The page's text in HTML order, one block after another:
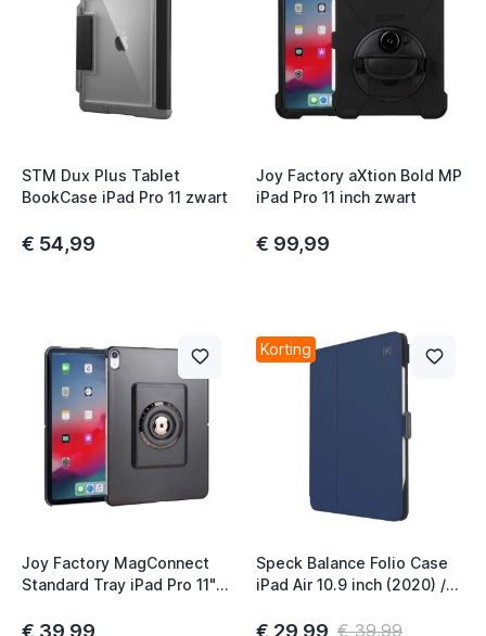
STM Dux Plus Tablet
BookCase iPad Pro 11 zwart
€ 54,99
Joy Factory aXtion Bold MP
iPad Pro 11 inch zwart
€ 99,99
Joy Factory MagConnect
Standard Tray iPad Pro 11"
€ 39,99
Korting
Speck Balance Folio Case
iPad Air 10.9 inch (2020) /
(2018/2020/2021/2022)
€ 29,99 € 39,99